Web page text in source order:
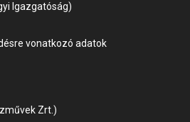
Igazgatóság)
vonatkozó adatok
Zrt.)